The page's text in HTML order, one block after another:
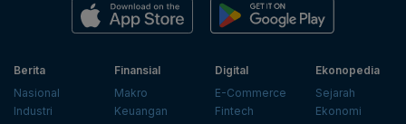
Berita
Nasional
Industri
Finansial
Makro
Keuangan
Digital
E-Commerce
Fintech
Ekonopedia
Sejarah
Ekonomi